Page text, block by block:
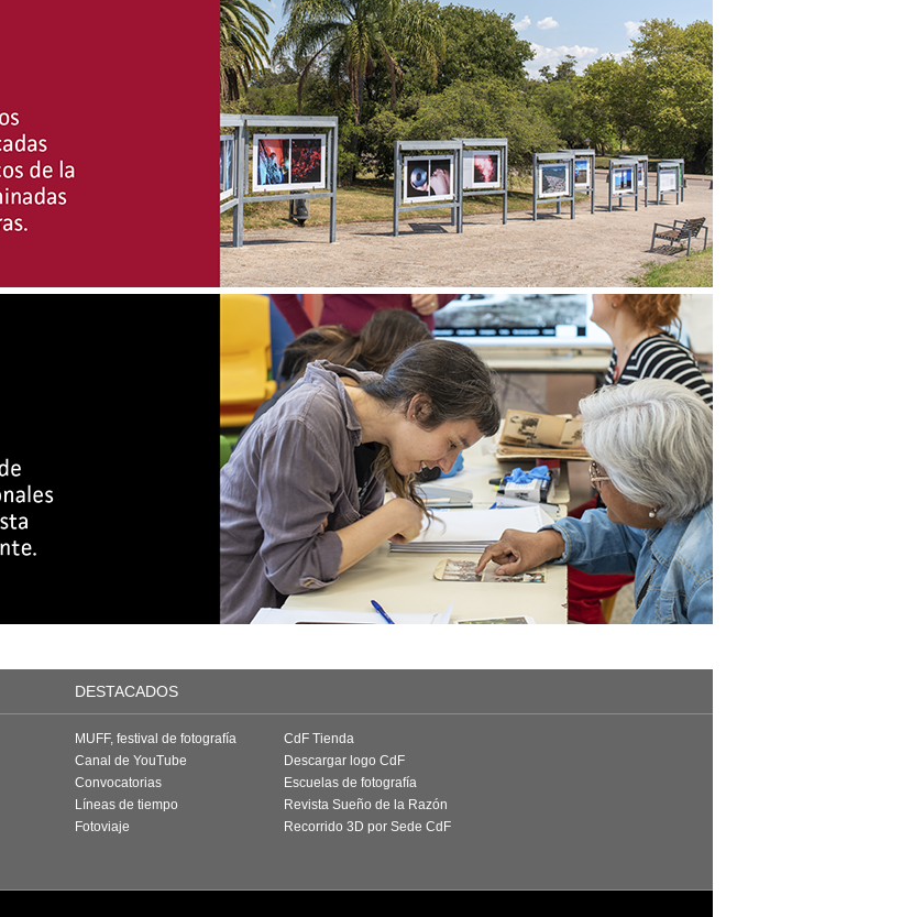
DESTACADOS
MUFF, festival de fotografía
Canal de YouTube
Convocatorias
Líneas de tiempo
Fotoviaje
CdF Tienda
Descargar logo CdF
Escuelas de fotografía
Revista Sueño de la Razón
Recorrido 3D por Sede CdF